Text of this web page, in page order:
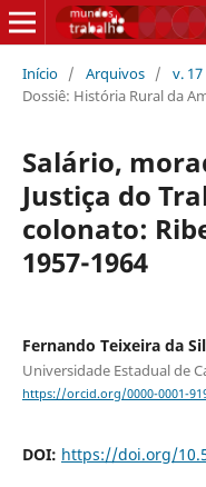
Início / Arquivos / v.
Dossiê: História Rural da
Salário,
Justiça do
colonato:
1957-1964
Fernando Teixeira da
Universidade Estadual de
https://orcid.org/0000-0001-
DOI: https://doi.org/